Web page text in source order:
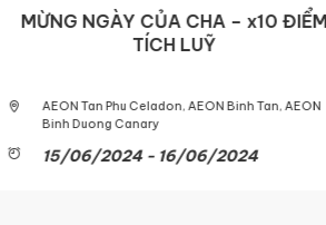
MỪNG NGÀY CỦA CHA – x10 ĐIỂM
TÍCH LUỸ
AEON Tan Phu Celadon, AEON Binh Tan, AEON
Binh Duong Canary
15/06/2024 - 16/06/2024